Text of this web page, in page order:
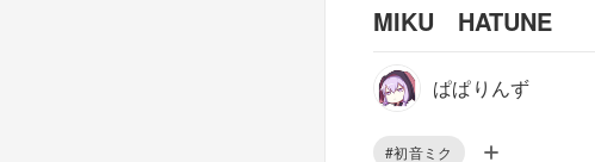
MIKU HATUNE
ぱぱりんず
#初音ミク